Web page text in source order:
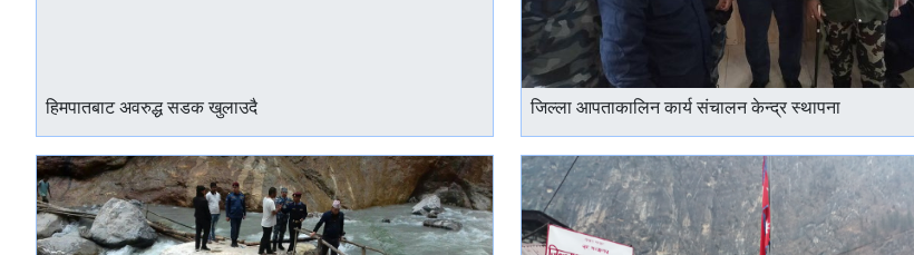
हिमपातबाट अवरुद्ध सडक खुलाउदै जिल्ला आपताकालिन कार्य संचालन केन्द्र स्थापना